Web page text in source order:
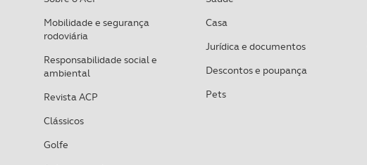
Mobilidade e segurança
rodoviária
Responsabilidade social e
ambiental
Revista ACP
Clássicos
Golfe
Casa
Jurídica e documentos
Descontos e poupança
Pets